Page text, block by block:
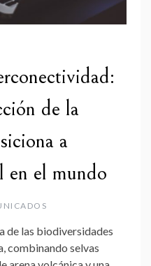
de la
a
en el mundo
de las biodiversidades
combinando selvas